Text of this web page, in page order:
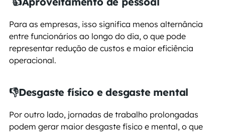
Para as empresas, isso significa menos alternância
entre funcionários ao longo do dia, o que pode
representar redução de custos e maior eficiência
operacional.
👎Desgaste físico e desgaste mental
Por outro lado, jornadas de trabalho prolongadas
podem gerar maior desgaste físico e mental, o que